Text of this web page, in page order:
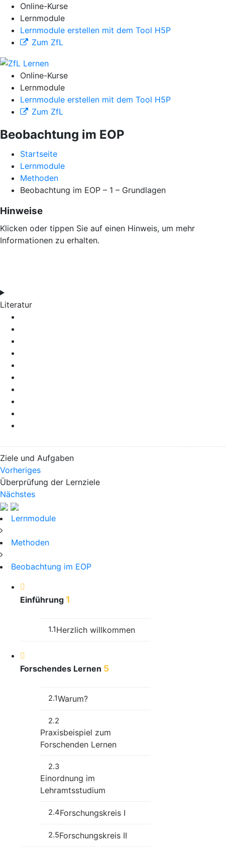
Online-Kurse
Lernmodule
Lernmodule erstellen mit dem Tool H5P
Zum ZfL
Online-Kurse
Lernmodule
Lernmodule erstellen mit dem Tool H5P
Zum ZfL
Beobachtung im EOP
Startseite
Lernmodule
Methoden
Beobachtung im EOP – 1 – Grundlagen
Hinweise
Klicken oder tippen Sie auf einen Hinweis, um mehr
Informationen zu erhalten.
Literatur
Ziele und Aufgaben
Vorheriges
Überprüfung der Lernziele
Nächstes
Lernmodule
Methoden
Beobachtung im EOP
Einführung 1
1.1Herzlich willkommen
Forschendes Lernen 5
2.1Warum?
2.2
Praxisbeispiel zum
Forschenden Lernen
2.3
Einordnung im
Lehramtsstudium
2.4Forschungskreis I
2.5Forschungskreis II